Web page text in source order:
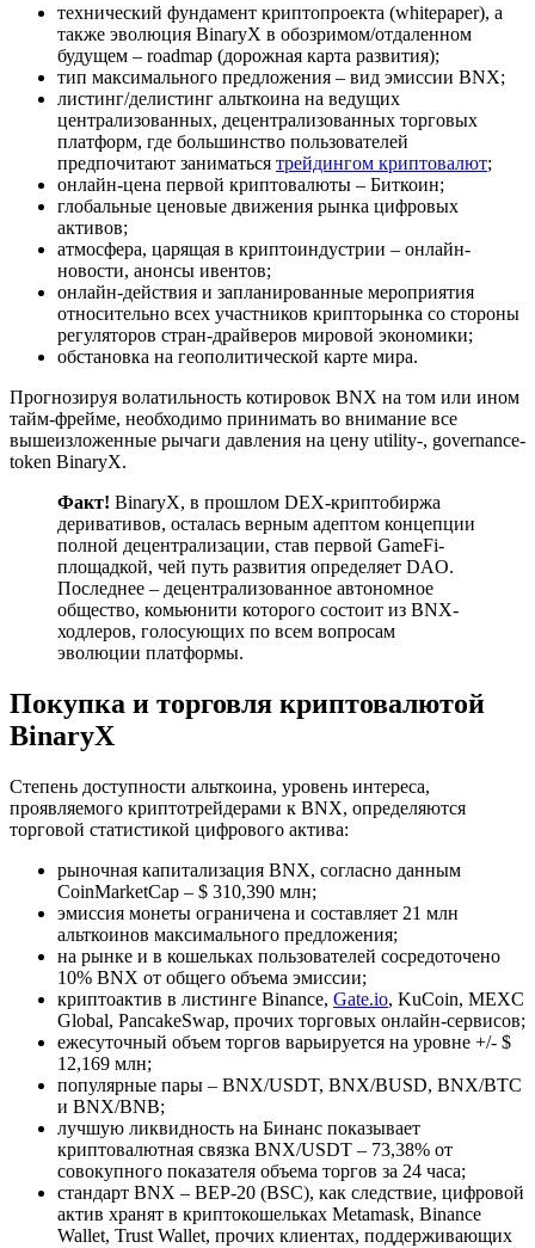
технический фундамент криптопроекта (whitepaper), а
также эволюция BinaryX в обозримом/отдаленном
будущем – roadmap (дорожная карта развития);
тип максимального предложения – вид эмиссии BNX;
листинг/делистинг альткоина на ведущих
централизованных, децентрализованных торговых
платформ, где большинство пользователей
предпочитают заниматься трейдингом криптовалют;
онлайн-цена первой криптовалюты – Биткоин;
глобальные ценовые движения рынка цифровых
активов;
атмосфера, царящая в криптоиндустрии – онлайн-
новости, анонсы ивентов;
онлайн-действия и запланированные мероприятия
относительно всех участников крипторынка со стороны
регуляторов стран-драйверов мировой экономики;
обстановка на геополитической карте мира.
Прогнозируя волатильность котировок BNX на том или ином
тайм-фрейме, необходимо принимать во внимание все
вышеизложенные рычаги давления на цену utility-, governance-
token BinaryX.
Факт! BinaryX, в прошлом DEX-криптобиржа
деривативов, осталась верным адептом концепции
полной децентрализации, став первой GameFi-
площадкой, чей путь развития определяет DAO.
Последнее – децентрализованное автономное
общество, комьюнити которого состоит из BNX-
ходлеров, голосующих по всем вопросам
эволюции платформы.
Покупка и торговля криптовалютой
BinaryX
Степень доступности альткоина, уровень интереса,
проявляемого криптотрейдерами к BNX, определяются
торговой статистикой цифрового актива:
рыночная капитализация BNX, согласно данным
CoinMarketCap – $ 310,390 млн;
эмиссия монеты ограничена и составляет 21 млн
альткоинов максимального предложения;
на рынке и в кошельках пользователей сосредоточено
10% BNX от общего объема эмиссии;
криптоактив в листинге Binance, Gate.io, KuCoin, MEXC
Global, PancakeSwap, прочих торговых онлайн-сервисов;
ежесуточный объем торгов варьируется на уровне +/- $
12,169 млн;
популярные пары – BNX/USDT, BNX/BUSD, BNX/BTC
и BNX/BNB;
лучшую ликвидность на Бинанс показывает
криптовалютная связка BNX/USDT – 73,38% от
совокупного показателя объема торгов за 24 часа;
стандарт BNX – BEP-20 (BSC), как следствие, цифровой
актив хранят в криптокошельках Metamask, Binance
Wallet, Trust Wallet, прочих клиентах, поддерживающих